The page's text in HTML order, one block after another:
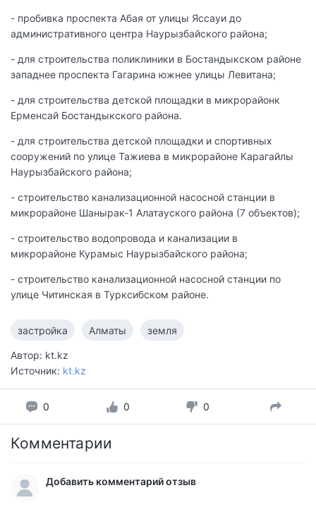
- пробивка проспекта Абая от улицы Яссауи до
административного центра Наурызбайского района;
- для строительства поликлиники в Бостандыкском районе
западнее проспекта Гагарина южнее улицы Левитана;
- для строительства детской площадки в микрорайонк
Ерменсай Бостандыкского района.
- для строительства детской площадки и спортивных
сооружений по улице Тажиева в микрорайоне Карагайлы
Наурызбайского района;
- строительство канализационной насосной станции в
микрорайоне Шанырак-1 Алатауского района (7 объектов);
- строительство водопровода и канализации в
микрорайоне Курамыс Наурызбайского района;
- строительство канализационной насосной станции по
улице Читинская в Турксибском районе.
застройка Алматы земля
Автор: kt.kz
Источник: kt.kz
0 0 0
Комментарии
Добавить комментарий отзыв